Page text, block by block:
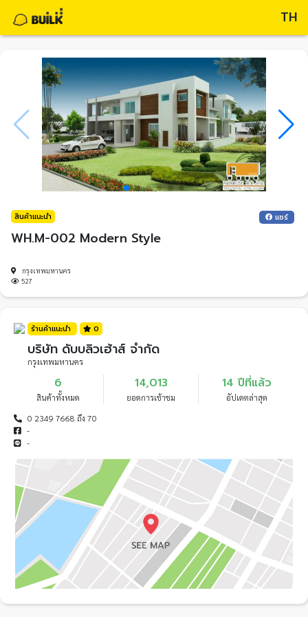
TH
สินค้าแนะนำ แชร์
WH.M-002 Modern Style
กรุงเทพมหานคร
527
ร้านค้าแนะนำ 0
บริษัท ดับบลิวเฮ้าส์ จำกัด
กรุงเทพมหานคร
6
สินค้าทั้งหมด
14,013
ยอดการเข้าชม
14 ปีที่แล้ว
อัปเดตล่าสุด
0 2349 7668 ถึง 70
-
-